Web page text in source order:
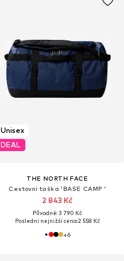
Unisex
DEAL
THE NORTH FACE
Cestovní taška 'BASE CAMP '
2 843 Kč
Původně: 3 790 Kč
Poslední nejnižší cena:2 558 Kč
+6